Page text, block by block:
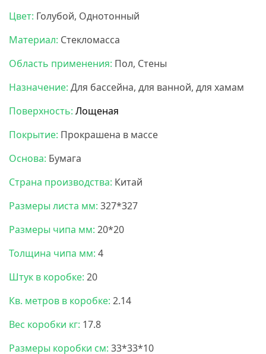
Цвет: Голубой, Однотонный
Материал: Стекломасса
Область применения: Пол, Стены
Назначение: Для бассейна, для ванной, для хамам
Поверхность: Лощеная
Покрытие: Прокрашена в массе
Основа: Бумага
Страна производства: Китай
Размеры листа мм: 327*327
Размеры чипа мм: 20*20
Толщина чипа мм: 4
Штук в коробке: 20
Кв. метров в коробке: 2.14
Вес коробки кг: 17.8
Размеры коробки см: 33*33*10